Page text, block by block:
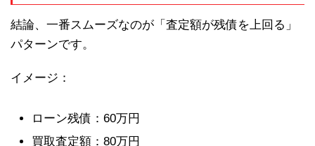
結論、一番スムーズなのが「査定額が残債を上回る」
パターンです。
イメージ：
ローン残債：60万円
買取査定額：80万円